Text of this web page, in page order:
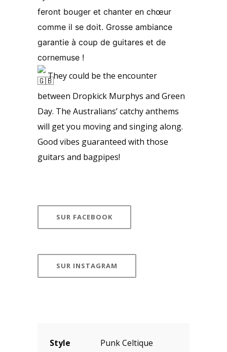
feront bouger et chanter en chœur
comme il se doit. Grosse ambiance
garantie à coup de guitares et de
cornemuse !
They could be the encounter
between Dropkick Murphys and Green
Day. The Australians’ catchy anthems
will get you moving and singing along.
Good vibes guaranteed with those
guitars and bagpipes!
SUR FACEBOOK
SUR INSTAGRAM
Style Punk Celtique